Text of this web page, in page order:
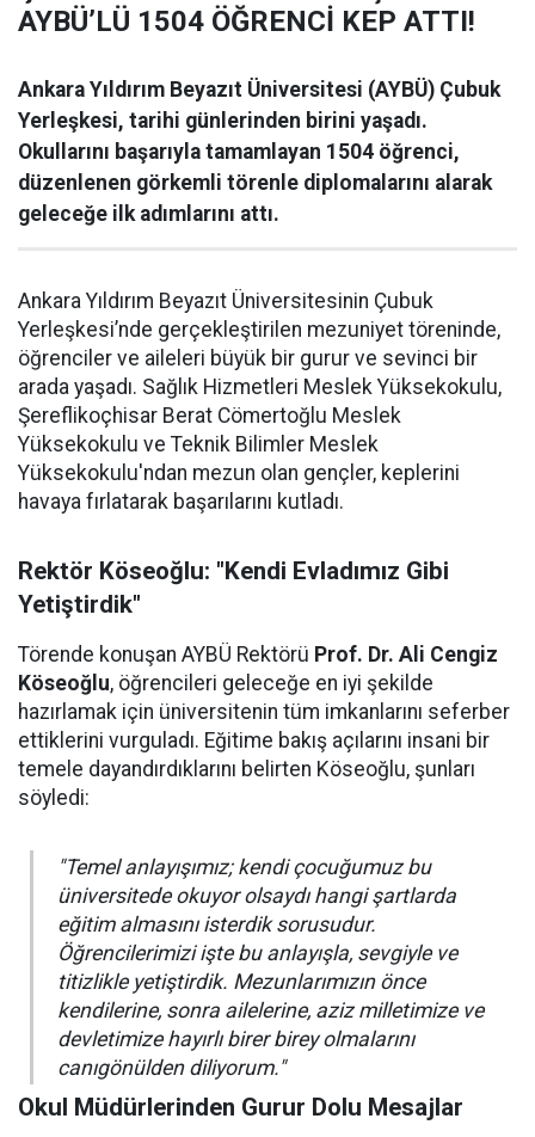
AYBÜ’LÜ 1504 ÖĞRENCİ KEP ATTI!
Ankara Yıldırım Beyazıt Üniversitesi (AYBÜ) Çubuk
Yerleşkesi, tarihi günlerinden birini yaşadı.
Okullarını başarıyla tamamlayan 1504 öğrenci,
düzenlenen görkemli törenle diplomalarını alarak
geleceğe ilk adımlarını attı.
Ankara Yıldırım Beyazıt Üniversitesinin Çubuk
Yerleşkesi’nde gerçekleştirilen mezuniyet töreninde,
öğrenciler ve aileleri büyük bir gurur ve sevinci bir
arada yaşadı. Sağlık Hizmetleri Meslek Yüksekokulu,
Şereflikoçhisar Berat Cömertoğlu Meslek
Yüksekokulu ve Teknik Bilimler Meslek
Yüksekokulu'ndan mezun olan gençler, keplerini
havaya fırlatarak başarılarını kutladı.
Rektör Köseoğlu: "Kendi Evladımız Gibi
Yetiştirdik"
Törende konuşan AYBÜ Rektörü Prof. Dr. Ali Cengiz
Köseoğlu, öğrencileri geleceğe en iyi şekilde
hazırlamak için üniversitenin tüm imkanlarını seferber
ettiklerini vurguladı. Eğitime bakış açılarını insani bir
temele dayandırdıklarını belirten Köseoğlu, şunları
söyledi:
"Temel anlayışımız; kendi çocuğumuz bu
üniversitede okuyor olsaydı hangi şartlarda
eğitim almasını isterdik sorusudur.
Öğrencilerimizi işte bu anlayışla, sevgiyle ve
titizlikle yetiştirdik. Mezunlarımızın önce
kendilerine, sonra ailelerine, aziz milletimize ve
devletimize hayırlı birer birey olmalarını
canıgönülden diliyorum."
Okul Müdürlerinden Gurur Dolu Mesajlar